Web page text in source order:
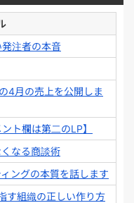
注者の本音
4月の売上を公開しま
ト欄は第二のLP】
くなる商談術
ングの本質を話します
す組織の正しい作り方